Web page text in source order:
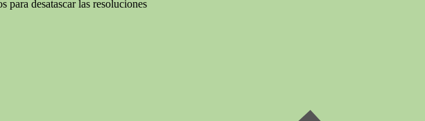
para desatascar las resoluciones